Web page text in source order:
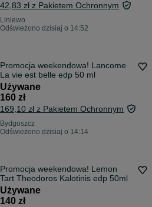
42,83 zł z Pakietem Ochronnym
Liniewo
Odświeżono dzisiaj o 14:52
Promocja weekendowa! Lancome
La vie est belle edp 50 ml
Używane
160 zł
169,10 zł z Pakietem Ochronnym
Bydgoszcz
Odświeżono dzisiaj o 14:14
Promocja weekendowa! Lemon
Tart Theodoros Kalotinis edp 50ml
Używane
140 zł